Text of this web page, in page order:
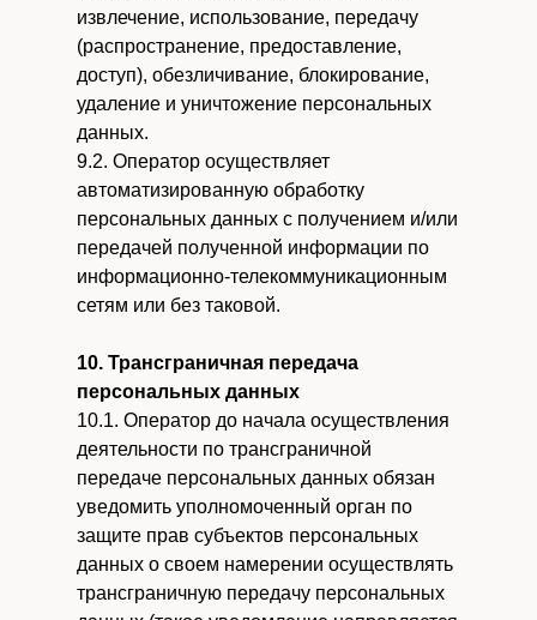
извлечение, использование, передачу
(распространение, предоставление,
доступ), обезличивание, блокирование,
удаление и уничтожение персональных
данных.
9.2. Оператор осуществляет
автоматизированную обработку
персональных данных с получением и/или
передачей полученной информации по
информационно-телекоммуникационным
сетям или без таковой.
10. Трансграничная передача
персональных данных
10.1. Оператор до начала осуществления
деятельности по трансграничной
передаче персональных данных обязан
уведомить уполномоченный орган по
защите прав субъектов персональных
данных о своем намерении осуществлять
трансграничную передачу персональных